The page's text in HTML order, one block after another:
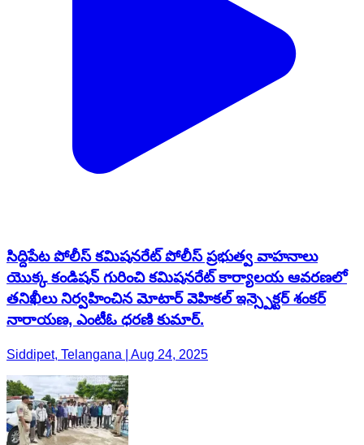
సిద్దిపేట పోలీస్ కమిషనరేట్ పోలీస్ ప్రభుత్వ వాహనాలు
యొక్క కండిషన్ గురించి కమిషనరేట్ కార్యాలయ ఆవరణలో
తనిఖీలు నిర్వహించిన మోటార్ వెహికల్ ఇన్స్పెక్టర్ శంకర్
నారాయణ, ఎంటీఓ ధరణి కుమార్.
Siddipet, Telangana | Aug 24, 2025